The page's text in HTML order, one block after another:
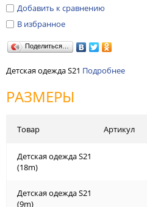
Добавить к сравнению
В избранное
Поделиться…
Детская одежда S21 Подробнее
РАЗМЕРЫ
Товар
Детская одежда S21
(18m)
Детская одежда S21
(9m)
Артикул